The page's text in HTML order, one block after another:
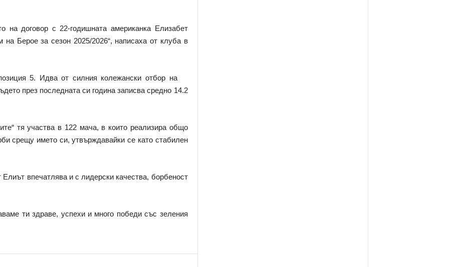
на договор с 22-годишната американка Елизабет
Берое за сезон 2025/2026“, написаха от клуба в
5. Идва от силния колежански отбор на
през последната си година записва средно 14.2
тя участва в 122 мача, в които реализира общо
срещу името си, утвърждавайки се като стабилен
впечатлява и с лидерски качества, борбеност
ти здраве, успехи и много победи със зеления